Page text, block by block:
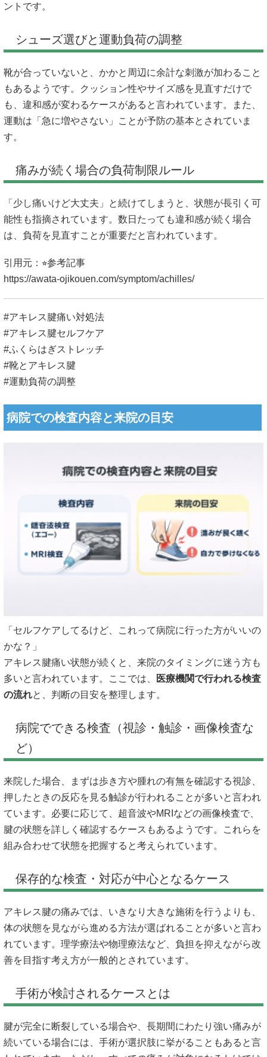
ントです。
シューズ選びと運動負荷の調整
靴が合っていないと、かかと周辺に余計な刺激が加わること
もあるようです。クッション性やサイズ感を見直すだけで
も、違和感が変わるケースがあると言われています。また、
運動は「急に増やさない」ことが予防の基本とされていま
す。
痛みが続く場合の負荷制限ルール
「少し痛いけど大丈夫」と続けてしまうと、状態が長引く可
能性も指摘されています。数日たっても違和感が続く場合
は、負荷を見直すことが重要だと言われています。
引用元：⭐︎参考記事
https://awata-ojikouen.com/symptom/achilles/
#アキレス腱痛い対処法
#アキレス腱セルフケア
#ふくらはぎストレッチ
#靴とアキレス腱
#運動負荷の調整
病院での検査内容と来院の目安
「セルフケアしてるけど、これって病院に行った方がいいの
かな？」
アキレス腱痛い状態が続くと、来院のタイミングに迷う方も
多いと言われています。ここでは、
医療機関で行われる検査
の流れと、判断の目安を整理します。
病院でできる検査（視診・触診・画像検査な
ど）
来院した場合、まずは歩き方や腫れの有無を確認する視診、
押したときの反応を見る触診が行われることが多いと言われ
ています。必要に応じて、超音波やMRIなどの画像検査で、
腱の状態を詳しく確認するケースもあるようです。これらを
組み合わせて状態を把握すると考えられています。
保存的な検査・対応が中心となるケース
アキレス腱の痛みでは、いきなり大きな施術を行うよりも、
体の状態を見ながら進める方法が選ばれることが多いと言わ
れています。理学療法や物理療法など、負担を抑えながら改
善を目指す考え方が一般的とされています。
手術が検討されるケースとは
腱が完全に断裂している場合や、長期間にわたり強い痛みが
続いている場合には、手術が選択肢に挙がることもあると言